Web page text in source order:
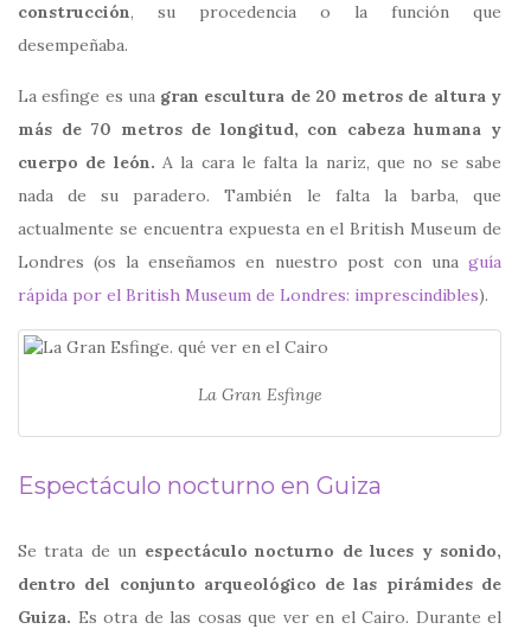
construcción, su procedencia o la función que
desempeñaba.
La esfinge es unagran escultura de 20 metros de altura y
más de 70 metros de longitud, con cabeza humana y
cuerpo de león. A la cara le falta la nariz, que no se sabe
nada de su paradero. También le falta la barba, que
actualmente se encuentra expuesta en el British Museum de
Londres (os la enseñamos en nuestro post con una guía
rápida por el British Museum de Londres: imprescindibles).
La Gran Esfinge
Espectáculo nocturno en Guiza
Se trata de un espectáculo nocturno de luces y sonido,
dentro del conjunto arqueológico de las pirámides de
Guiza. Es otra de las cosas que ver en el Cairo. Durante el